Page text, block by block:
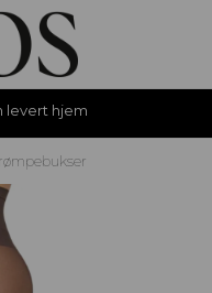
levert hjem